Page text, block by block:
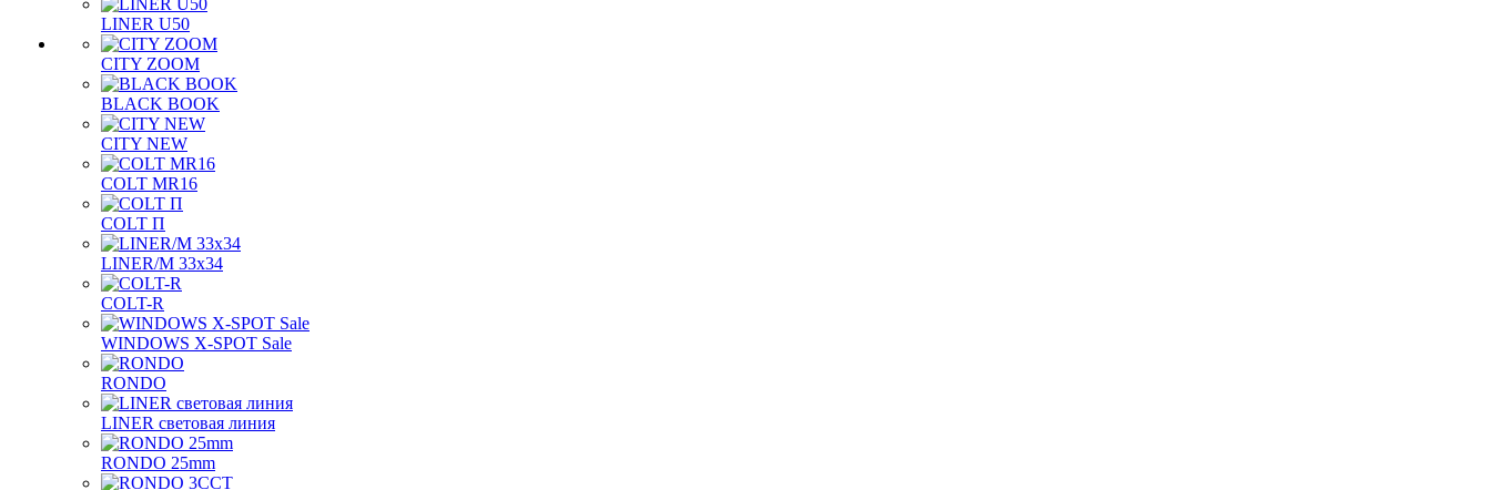
LINER U50
CITY ZOOM
BLACK BOOK
CITY NEW
COLT MR16
COLT П
LINER/М 33х34
COLT-R
WINDOWS X-SPOT Sale
RONDO
LINER световая линия
RONDO 25mm